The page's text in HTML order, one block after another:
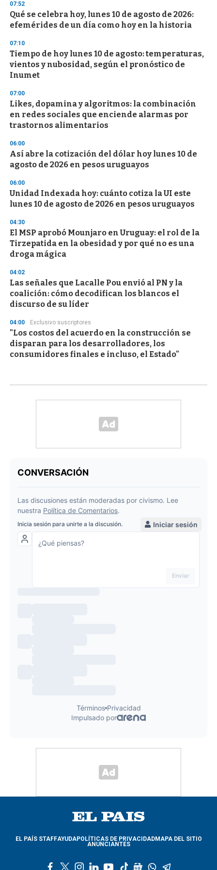
d
s
o
f
3
s
c
o
d
s
07:52
Qué se celebra hoy, lunes 10 de agosto de 2026:
efemérides de un día como hoy en la historia
07:10
Tiempo de hoy lunes 10 de agosto: temperaturas,
vientos y nubosidad, según el pronóstico de
Inumet
07:00
Likes, dopamina y algoritmos: la combinación
en redes sociales que enciende alarmas por
trastornos alimentarios
06:00
Así abre la cotización del dólar hoy lunes 10 de
agosto de 2026 en pesos uruguayos
06:00
Unidad Indexada hoy: cuánto cotiza la UI este
lunes 10 de agosto de 2026 en pesos uruguayos
04:30
El MSP aprobó Mounjaro en Uruguay: el rol de la
Tirzepatida en la obesidad y por qué no es una
droga mágica
04:02
Las señales que Lacalle Pou envió al PN y la
coalición: cómo decodifican los blancos el
discurso de su líder
04:00 Exclusivo suscriptores
"Los costos del acuerdo en la construcción se
disparan para los desarrolladores, los
consumidores finales e incluso, el Estado"
EL PAÍS STAFFAYUDAPOLÍTICAS DE PRIVACIDADMAPA DEL SITIO
ANUNCIANTES
l y t g w